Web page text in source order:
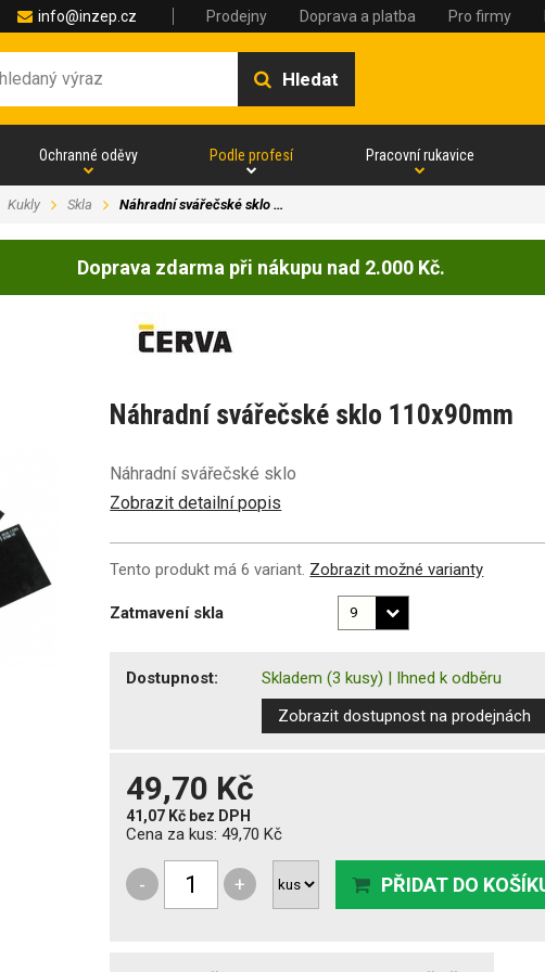
info@inzep.cz Prodejny Doprava a platba Pro firmy
Hledat
Ochranné oděvy Podle profesí Pracovní rukavice
Kukly Skla Náhradní svářečské sklo …
Doprava zdarma při nákupu nad 2.000 Kč.
Náhradní svářečské sklo 110x90mm
Náhradní svářečské sklo
Zobrazit detailní popis
Tento produkt má 6 variant. Zobrazit možné varianty
Zatmavení skla
Dostupnost: Skladem (3 kusy) | Ihned k odběru
Zobrazit dostupnost na prodejnách
49,70 Kč
41,07 Kč bez DPH
Cena za kus:49,70 Kč
- + PŘIDAT DO